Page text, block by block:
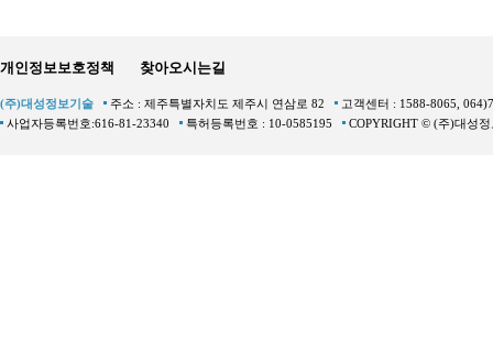
개인정보보호정책 찾아오시는길
(주)대성정보기술 주소 : 제주특별자치도 제주시 연삼로 82
고객센터 : 1588-8065,
사업자등록번호:616-81-23340
특허등록번호 : 10-0585195 COPYRIGHT © (주)대성